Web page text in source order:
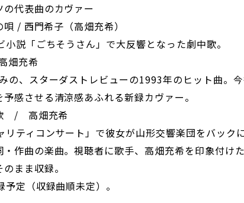
の代表曲のカヴァー
/ 西門希子（高畑充希）
小説「ごちそうさん」で大反響となった劇中歌。
畑充希
の、スターダストレビューの1993年のヒット曲。
感させる清涼感あふれる新録カヴァー。
/ 高畑充希
リティコンサート」で彼女が山形交響楽団をバック
・作曲の楽曲。視聴者に歌手、高畑充希を印象付け
まま収録。
定（収録曲順未定）。